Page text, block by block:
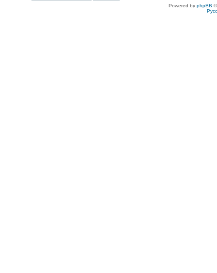
Powered by phpBB